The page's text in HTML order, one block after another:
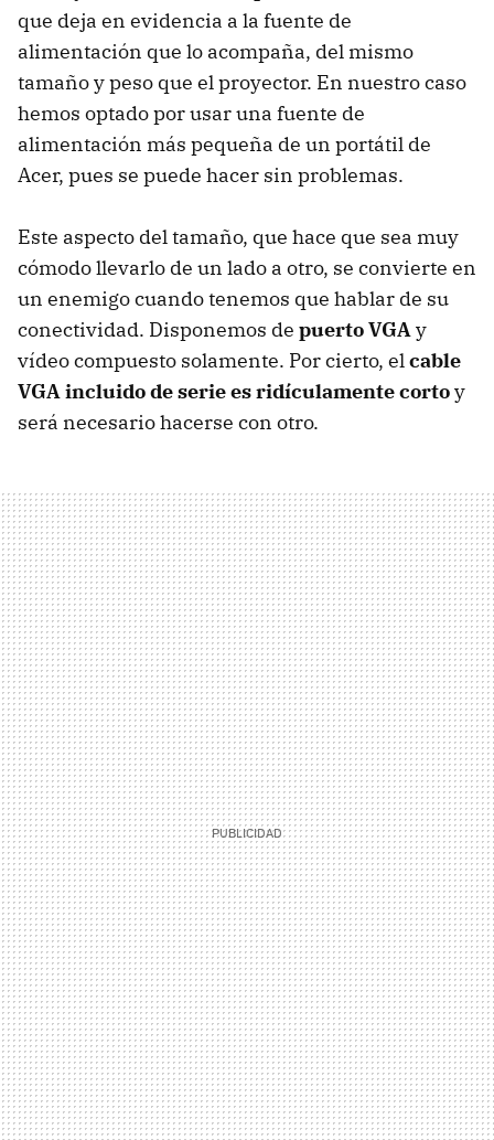
que deja en evidencia a la fuente de
alimentación que lo acompaña, del mismo
tamaño y peso que el proyector. En nuestro caso
hemos optado por usar una fuente de
alimentación más pequeña de un portátil de
Acer, pues se puede hacer sin problemas.
Este aspecto del tamaño, que hace que sea muy
cómodo llevarlo de un lado a otro, se convierte en
un enemigo cuando tenemos que hablar de su
conectividad. Disponemos de puerto VGAy
vídeo compuesto solamente. Por cierto, elcable
VGA incluido de serie es ridículamente cortoy
será necesario hacerse con otro.